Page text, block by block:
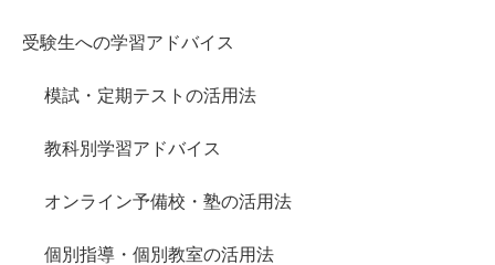
受験生への学習アドバイス
模試・定期テストの活用法
教科別学習アドバイス
オンライン予備校・塾の活用法
個別指導・個別教室の活用法